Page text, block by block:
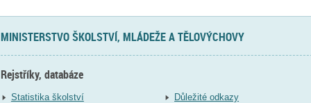
MINISTERSTVO ŠKOLSTVÍ, MLÁDEŽE A TĚLOVÝCHOVY
Rejstříky, databáze
Statistika školství
Důležité odkazy